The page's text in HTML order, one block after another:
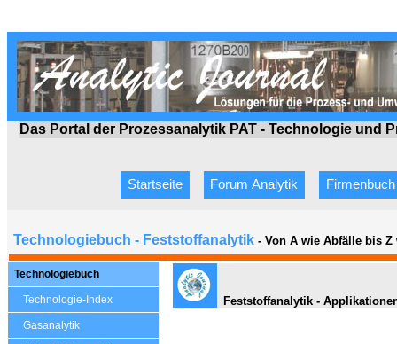
Das Portal der Prozessanalytik PAT - Technologie und
Startseite Forum Analytik Firmenbuch
Technologiebuch - Feststoffanalytik - Von A wie Abfälle bis Z
Technologiebuch
Technologie-Index
Gasanalytik
Feststoffanalytik -